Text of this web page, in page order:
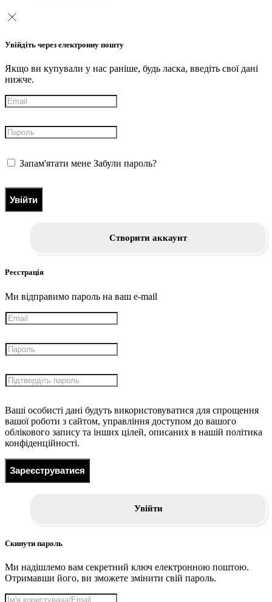
Увійдіть через електронну пошту
Якщо ви купували у нас раніше, будь ласка, введіть свої дані
нижче.
Запам'ятати мене Забули пароль?
Увійти
Створити аккаунт
Реєстрація
Ми відправимо пароль на ваш e-mail
Ваші особисті дані будуть використовуватися для спрощення
вашої роботи з сайтом, управління доступом до вашого
облікового запису та інших цілей, описаних в нашій політика
конфіденційності.
Зареєструватися
Увійти
Скинути пароль
Ми надішлемо вам секретний ключ електронною поштою.
Отримавши його, ви зможете змінити свій пароль.